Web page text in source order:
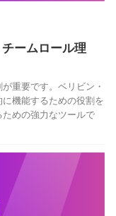
ームロール理
重要です。ベリビン・
機能するための役割を
めの強力なツールで